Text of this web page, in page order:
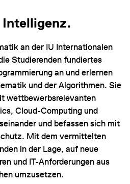
an der IU Internationalen
Studierenden fundiertes
an und erlernen
und der Algorithmen. Sie
wettbewerbsrelevanten
Cloud-Computing und
und befassen sich mit
Mit dem vermittelten
in der Lage, auf neue
und IT-Anforderungen aus
umzusetzen.